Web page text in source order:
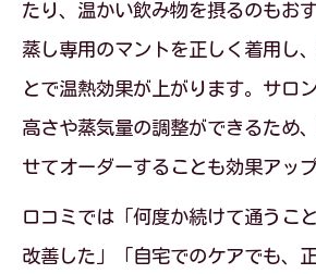
たり、温かい飲み物を摂るのもお
蒸し専用のマントを正しく着用し
とで温熱効果が上がります。サロ
高さや蒸気量の調整ができるため
せてオーダーすることも効果アッ
口コミでは「何度か続けて通うこ
改善した」「自宅でのケアでも、